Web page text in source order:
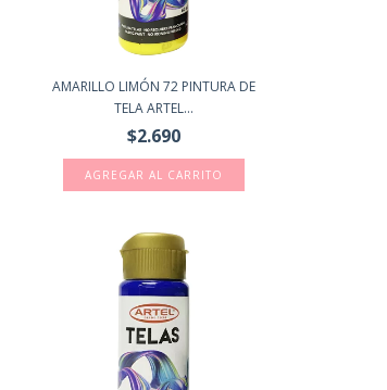
AMARILLO LIMÓN 72 PINTURA DE
TELA ARTEL...
$2.690